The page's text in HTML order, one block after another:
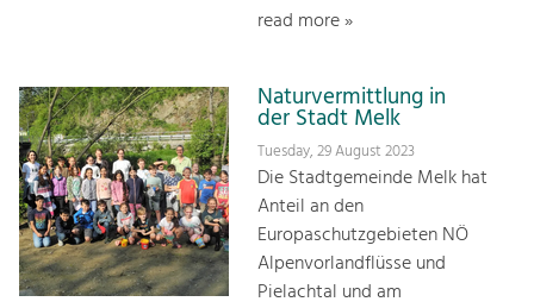
read more »
Naturvermittlung in
der Stadt Melk
Tuesday, 29 August 2023
Die Stadtgemeinde Melk hat
Anteil an den
Europaschutzgebieten NÖ
Alpenvorlandflüsse und
Pielachtal und am